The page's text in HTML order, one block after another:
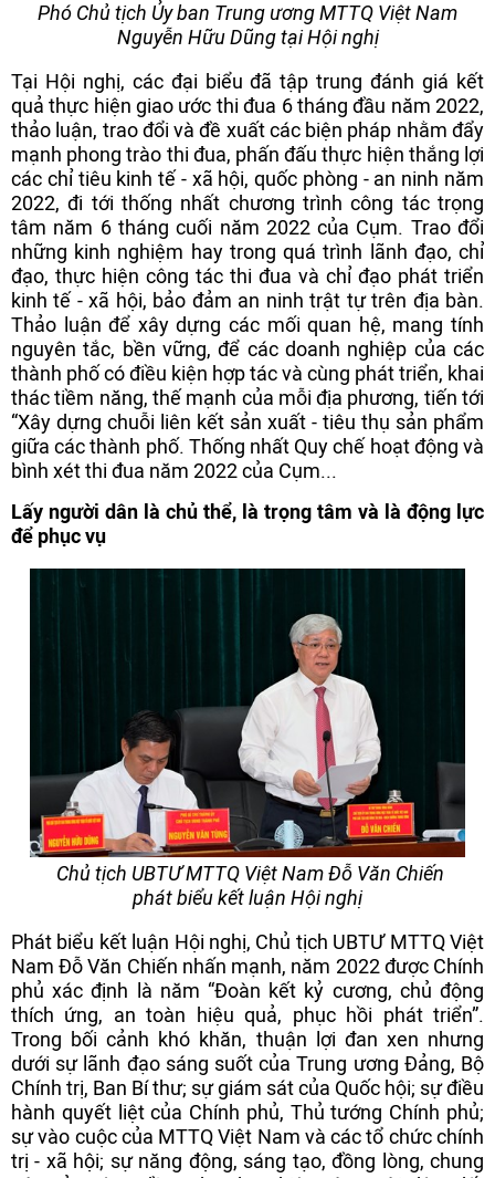
Phó Chủ tịch Ủy ban Trung ương MTTQ Việt Nam
Nguyễn Hữu Dũng tại Hội nghị
Tại Hội nghị, các đại biểu đã tập trung đánh giá kết
quả thực hiện giao ước thi đua 6 tháng đầu năm 2022,
thảo luận, trao đổi và đề xuất các biện pháp nhằm đẩy
mạnh phong trào thi đua, phấn đấu thực hiện thắng lợi
các chỉ tiêu kinh tế - xã hội, quốc phòng - an ninh năm
2022, đi tới thống nhất chương trình công tác trọng
tâm năm 6 tháng cuối năm 2022 của Cụm. Trao đổi
những kinh nghiệm hay trong quá trình lãnh đạo, chỉ
đạo, thực hiện công tác thi đua và chỉ đạo phát triển
kinh tế - xã hội, bảo đảm an ninh trật tự trên địa bàn.
Thảo luận để xây dựng các mối quan hệ, mang tính
nguyên tắc, bền vững, để các doanh nghiệp của các
thành phố có điều kiện hợp tác và cùng phát triển, khai
thác tiềm năng, thế mạnh của mỗi địa phương, tiến tới
“Xây dựng chuỗi liên kết sản xuất - tiêu thụ sản phẩm
giữa các thành phố. Thống nhất Quy chế hoạt động và
bình xét thi đua năm 2022 của Cụm...
Lấy người dân là chủ thể, là trọng tâm và là động lực
để phục vụ
Chủ tịch UBTƯ MTTQ Việt Nam Đỗ Văn Chiến
phát biểu kết luận Hội nghị
Phát biểu kết luận Hội nghị, Chủ tịch UBTƯ MTTQ Việt
Nam Đỗ Văn Chiến nhấn mạnh, năm 2022 được Chính
phủ xác định là năm “Đoàn kết kỷ cương, chủ động
thích ứng, an toàn hiệu quả, phục hồi phát triển”.
Trong bối cảnh khó khăn, thuận lợi đan xen nhưng
dưới sự lãnh đạo sáng suốt của Trung ương Đảng, Bộ
Chính trị, Ban Bí thư; sự giám sát của Quốc hội; sự điều
hành quyết liệt của Chính phủ, Thủ tướng Chính phủ;
sự vào cuộc của MTTQ Việt Nam và các tổ chức chính
trị - xã hội; sự năng động, sáng tạo, đồng lòng, chung